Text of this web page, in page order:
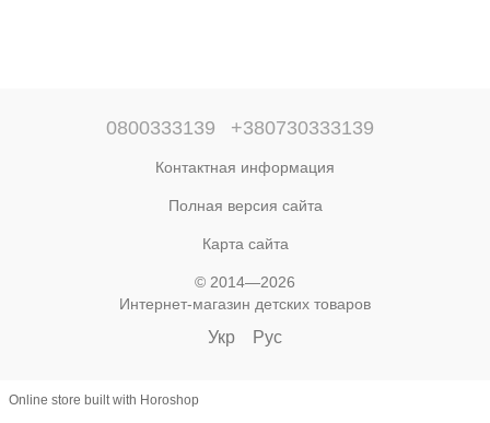
0800333139 +380730333139
Контактная информация
Полная версия сайта
Карта сайта
© 2014—2026
Интернет-магазин детских товаров
Укр Рус
Online store built with Horoshop